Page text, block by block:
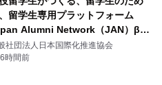
留学生専用プラットフォーム
Alumni Network（JAN）β版
リース
社団法人日本国際化推進協会
6時間前